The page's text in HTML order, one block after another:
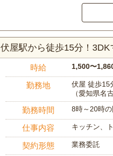
伏屋駅から徒歩15分！
時給 1,500〜
勤務地
伏屋 徒歩15
（愛知県名
勤務時間 8時～20時
仕事内容 キッチン、
契約形態 業務委託